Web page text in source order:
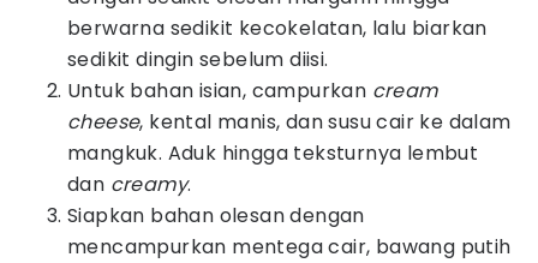
berwarna sedikit kecokelatan, lalu biarkan
sedikit dingin sebelum diisi.
Untuk bahan isian, campurkan cream
cheese, kental manis, dan susu cair ke dalam
mangkuk. Aduk hingga teksturnya lembut
dan creamy.
Siapkan bahan olesan dengan
mencampurkan mentega cair, bawang putih